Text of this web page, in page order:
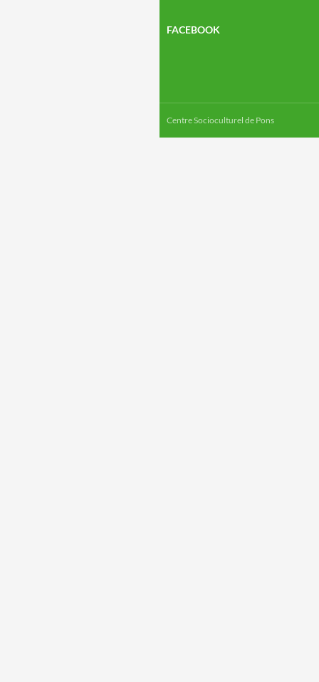
FACEBOOK
Centre Socioculturel de Pons